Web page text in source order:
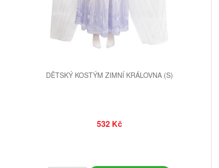
DĚTSKÝ KOSTÝM ZIMNÍ KRÁLOVNA (S)
532 Kč